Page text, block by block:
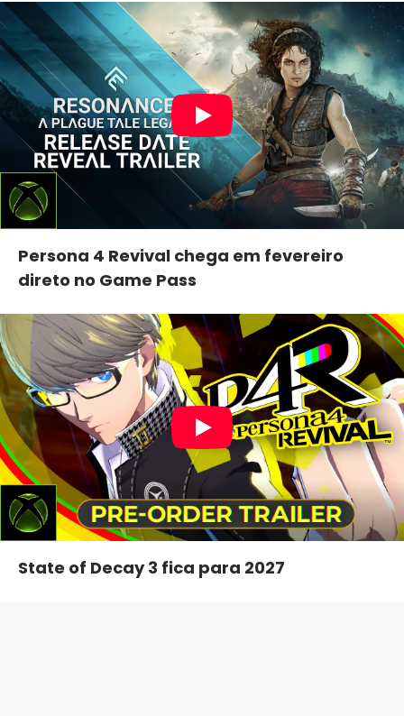
Persona 4 Revival chega em fevereiro
direto no Game Pass
State of Decay 3 fica para 2027